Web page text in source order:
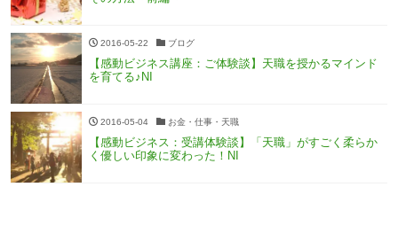
2016-05-22 ブログ
【感動ビジネス講座：ご体験談】天職を授かるマインド
を育てる♪NI
2016-05-04 お金・仕事・天職
【感動ビジネス：受講体験談】「天職」がすごく柔らか
く優しい印象に変わった！NI